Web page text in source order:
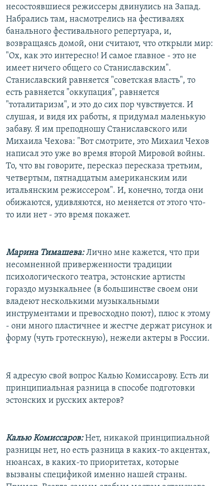
несостоявшиеся режиссеры двинулись на Запад.
Набрались там, насмотрелись на фестивалях
банального фестивального репертуара, и,
возвращаясь домой, они считают, что открыли мир:
"Ох, как это интересно! И самое главное - это не
имеет ничего общего со Станиславским".
Станиславский равняется "советская власть", то
есть равняется "оккупация", равняется
"тоталитаризм", и это до сих пор чувствуется. И
слушая, и видя их работы, я придумал маленькую
забаву. Я им преподношу Станиславского или
Михаила Чехова: "Вот смотрите, это Михаил Чехов
написал это уже во время второй Мировой войны.
То, что вы говорите, пересказ пересказа третьим,
четвертым, пятнадцатым американским или
итальянским режиссером". И, конечно, тогда они
обижаются, удивляются, но меняется от этого что-
то или нет - это время покажет.
Марина Тимашева:Лично мне кажется, что при
несомненной приверженности традиции
психологического театра, эстонские артисты
гораздо музыкальнее (в большинстве своем они
владеют несколькими музыкальными
инструментами и превосходно поют), плюс к этому
- они много пластичнее и жестче держат рисунок и
форму (чуть гротескную), нежели актеры в России.
Я адресую свой вопрос Калью Комиссарову. Есть ли
принципиальная разница в способе подготовки
эстонских и русских актеров?
Калью Комиссаров:Нет, никакой принципиальной
разницы нет, но есть разница в каких-то акцентах,
нюансах, в каких-то приоритетах, которые
вызваны спецификой именно нашей страны.